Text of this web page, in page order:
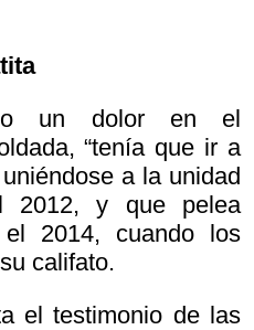
un dolor en el
“tenía que ir a
a la unidad
2012, y que pelea
2014, cuando los
califato.
el testimonio de las